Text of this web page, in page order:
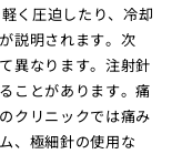
く圧迫したり、冷却
説明されます。次
異なります。注射針
ことがあります。痛
クリニックでは痛み
、極細針の使用な